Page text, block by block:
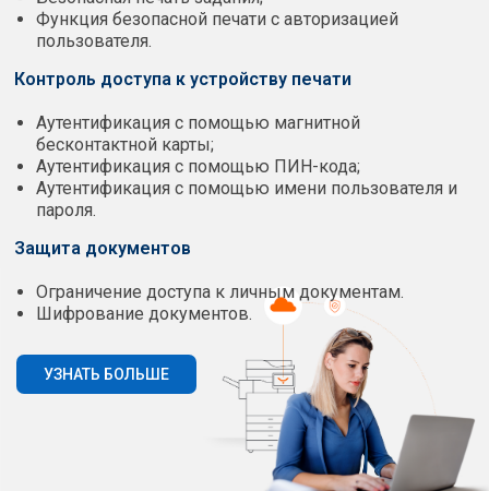
Функция безопасной печати с авторизацией
пользователя.
Контроль доступа к устройству печати
Аутентификация с помощью магнитной
бесконтактной карты;
Аутентификация с помощью ПИН-кода;
Аутентификация с помощью имени пользователя и
пароля.
Защита документов
Ограничение доступа к личным документам.
Шифрование документов.
УЗНАТЬ БОЛЬШЕ